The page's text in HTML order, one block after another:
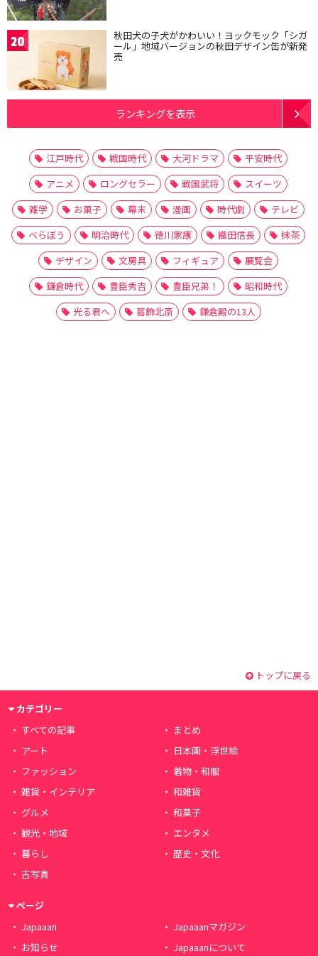
20 秋田犬の子犬がかわいい！ヨックモック「シガ
ール」地域バージョンの秋田デザイン缶が新発
売
ランキングを表示
江戸時代 戦国時代 大河ドラマ
平安時代
アニメ
ロングセラー 戦国武将
スイーツ
雑学
お菓子 幕末 漫画 時代劇
テレビ
べらぼう
明治時代 徳川家康 織田信長
抹茶
デザイン
文房具 フィギュア
展覧会
鎌倉時代
豊臣秀吉 豊臣兄弟！
昭和時代
光る君へ
葛飾北斎 鎌倉殿の13人
トップに戻る
カテゴリー
すべての記事
まとめ
アート
日本画・浮世絵
ファッション
着物・和服
雑貨・インテリア
和雑貨
グルメ
和菓子
観光・地域
エンタメ
暮らし
歴史・文化
古写真
ページ
Japaaan
Japaaanマガジン
お知らせ
Japaaanについて